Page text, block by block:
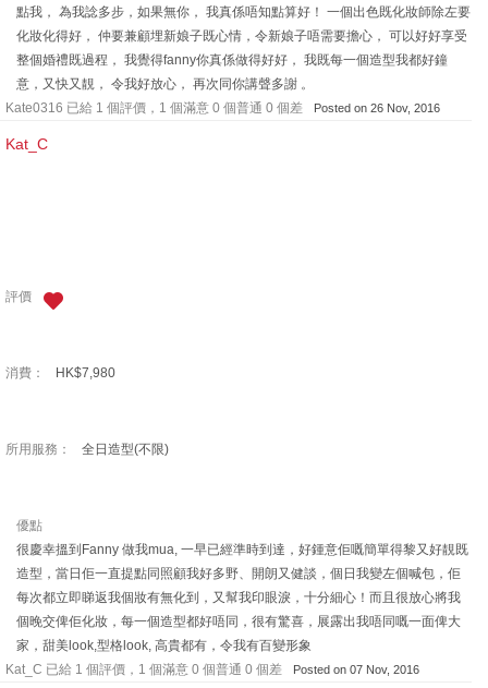
點我， 為我諗多步，如果無你， 我真係唔知點算好！ 一個出色既化妝師除左要
化妝化得好， 仲要兼顧埋新娘子既心情，令新娘子唔需要擔心， 可以好好享受
整個婚禮既過程， 我覺得fanny你真係做得好好， 我既每一個造型我都好鐘
意，又快又靚， 令我好放心， 再次同你講聲多謝 。
Kate0316 已給 1 個評價，1 個滿意 0 個普通 0 個差
Posted on 26 Nov, 2016
Kat_C
評價
消費： HK$7,980
所用服務： 全日造型(不限)
優點
很慶幸搵到Fanny 做我mua, 一早已經準時到達，好鍾意佢嘅簡單得黎又好靚既
造型，當日佢一直提點同照顧我好多野、開朗又健談，個日我變左個喊包，佢
每次都立即睇返我個妝有無化到，又幫我印眼淚，十分細心！而且很放心將我
個晚交俾佢化妝，每一個造型都好唔同，很有驚喜，展露出我唔同嘅一面俾大
家，甜美look,型格look, 高貴都有，令我有百變形象
Kat_C 已給 1 個評價，1 個滿意 0 個普通 0 個差
Posted on 07 Nov, 2016